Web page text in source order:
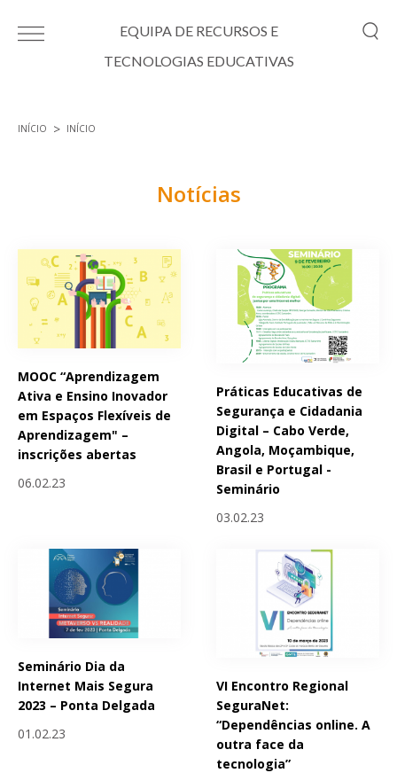
EQUIPA DE RECURSOS E
TECNOLOGIAS EDUCATIVAS
INÍCIO INÍCIO
Notícias
MOOC “Aprendizagem
Ativa e Ensino Inovador
em Espaços Flexíveis de
Aprendizagem" –
inscrições abertas
06.02.23
Práticas Educativas de
Segurança e Cidadania
Digital – Cabo Verde,
Angola, Moçambique,
Brasil e Portugal -
Seminário
03.02.23
Seminário Dia da
Internet Mais Segura
2023 – Ponta Delgada
01.02.23
VI Encontro Regional
SeguraNet:
“Dependências online. A
outra face da
tecnologia”
Páginas